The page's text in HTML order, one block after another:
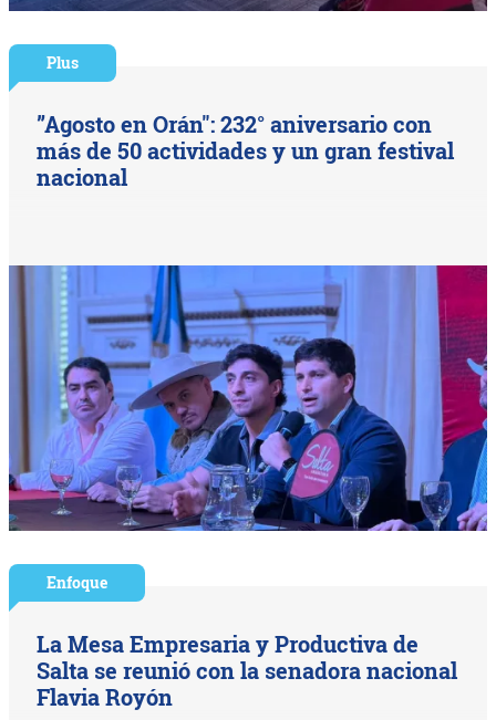
Plus
”Agosto en Orán": 232° aniversario con
más de 50 actividades y un gran festival
nacional
Enfoque
La Mesa Empresaria y Productiva de
Salta se reunió con la senadora nacional
Flavia Royón